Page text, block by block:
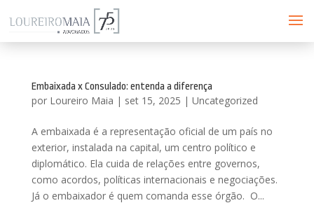
Embaixada x Consulado: entenda a diferença
por Loureiro Maia | set 15, 2025 | Uncategorized
A embaixada é a representação oficial de um país no
exterior, instalada na capital, um centro político e
diplomático. Ela cuida de relações entre governos,
como acordos, políticas internacionais e negociações.
Já o embaixador é quem comanda esse órgão. O...